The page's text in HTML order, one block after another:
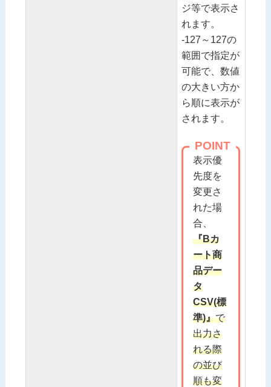
ジ等で表示さ
れます。
-127～127の
範囲で指定が
可能で、数値
の大きい方か
ら順に表示が
されます。
POINT
表示優
先度を
変更さ
れた場
合、
『Bカ
ート商
品デー
タ
CSV(標
準)』で
出力さ
れる際
の並び
順も変